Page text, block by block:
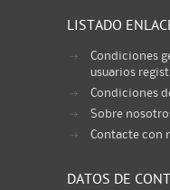
LISTADO
Condiciones
usuarios
Condiciones
Sobre
Contacte con
DATOS DE